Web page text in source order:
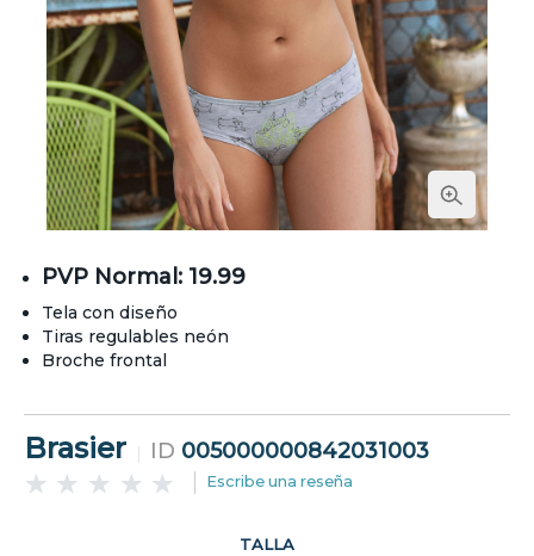
PVP Normal: 19.99
Tela con diseño
Tiras regulables neón
Broche frontal
Brasier ID 005000000842031003
Escribe una reseña
TALLA